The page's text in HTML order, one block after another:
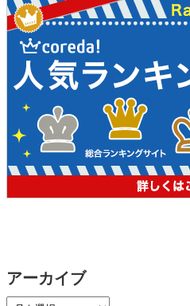
アーカイブ